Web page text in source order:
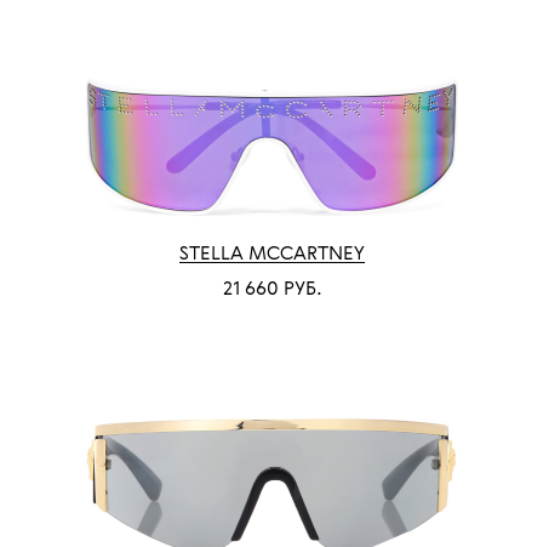
STELLA MCCARTNEY
21 660 РУБ.